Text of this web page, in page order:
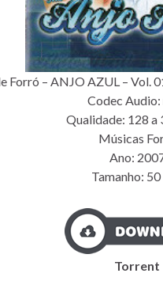
Forró – ANJO AZUL – Vol.
Codec Audio:
Qualidade: 128 a
Músicas
Ano:
Tamanho:
Torrent